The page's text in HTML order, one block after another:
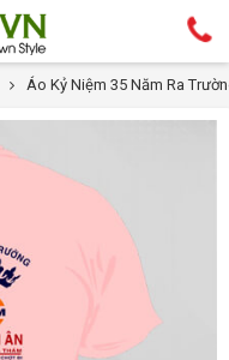
Áo Kỷ Niệm 35 Năm Ra